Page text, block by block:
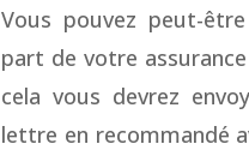
Vous pouvez peut-
part de votre
cela vous devrez
lettre en recommandé